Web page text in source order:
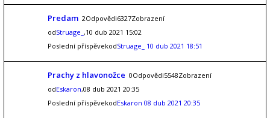
Predam 2Odpovědi6327Zobrazení
odStruage_ ,10 dub 2021 15:02
Poslední příspěvekodStruage_ 10 dub 2021 18:51
Prachy z hlavonožce 0Odpovědi5548Zobrazení
odEskaron,08 dub 2021 20:35
Poslední příspěvekodEskaron 08 dub 2021 20:35